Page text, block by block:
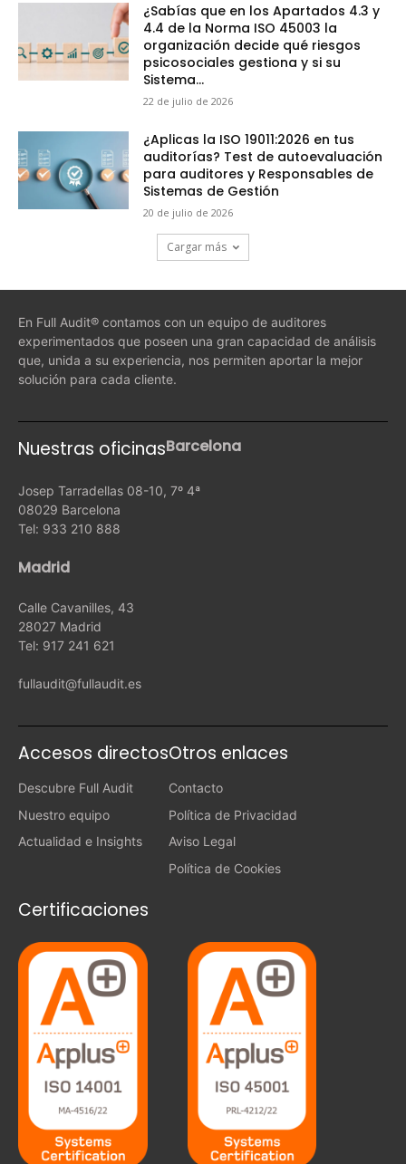
¿Sabías que en los Apartados 4.3 y
4.4 de la Norma ISO 45003 la
organización decide qué riesgos
psicosociales gestiona y si su
Sistema...
22 de julio de 2026
¿Aplicas la ISO 19011:2026 en tus
auditorías? Test de autoevaluación
para auditores y Responsables de
Sistemas de Gestión
20 de julio de 2026
Cargar más
En Full Audit® contamos con un equipo de auditores
experimentados que poseen una gran capacidad de análisis
que, unida a su experiencia, nos permiten aportar la mejor
solución para cada cliente.
Nuestras oficinasBarcelona
Josep Tarradellas 08-10, 7º 4ª
08029 Barcelona
Tel: 933 210 888
Madrid
Calle Cavanilles, 43
28027 Madrid
Tel: 917 241 621
fullaudit@fullaudit.es
Accesos directos
Descubre Full Audit
Nuestro equipo
Actualidad e Insights
Otros enlaces
Contacto
Política de Privacidad
Aviso Legal
Política de Cookies
Certificaciones